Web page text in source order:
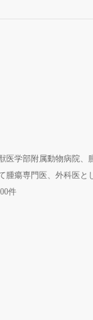
医学部附属動物病院、
腫瘍専門医、外科医と
件